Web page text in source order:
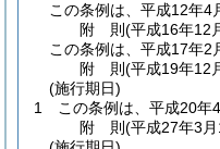
この条例は、平成12年4
附 則(平成16年12
この条例は、平成17年2
附 則(平成19年12
(施行期日)
1
この条例は、平成20年
附 則(平成27年3